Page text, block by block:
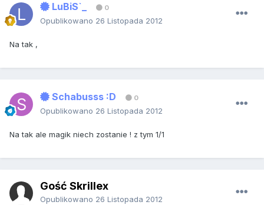
LuBiS`_ 0
Opublikowano 26 Listopada 2012
Na tak ,
Schabusss :D 0
Opublikowano 26 Listopada 2012
Na tak ale magik niech zostanie ! z tym 1/1
Gość Skrillex
Opublikowano 26 Listopada 2012